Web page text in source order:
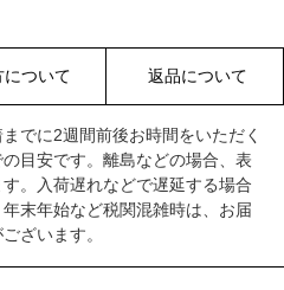
について 返品について
でに2週間前後お時間をいただく
目安です。離島などの場合、表
。入荷遅れなどで遅延する場合
末年始など税関混雑時は、お届
ざいます。